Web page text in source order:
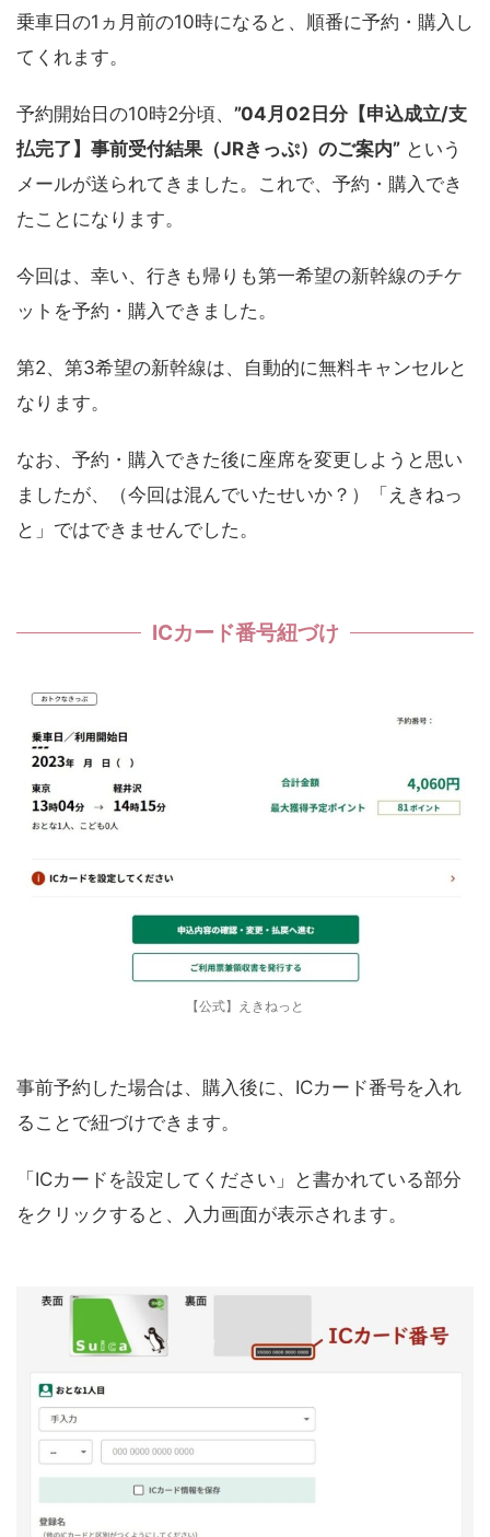
乗車日の1ヵ月前の10時になると、順番に予約・購入し
てくれます。
予約開始日の10時2分頃、 ”04月02日分【申込成立/支
払完了】事前受付結果（JRきっぷ）のご案内” という
メールが送られてきました。これで、予約・購入でき
たことになります。
今回は、幸い、行きも帰りも第一希望の新幹線のチケ
ットを予約・購入できました。
第2、第3希望の新幹線は、自動的に無料キャンセルと
なります。
なお、予約・購入できた後に座席を変更しようと思い
ましたが、（今回は混んでいたせいか？）「えきねっ
と」ではできませんでした。
ICカード番号紐づけ
【公式】えきねっと
事前予約した場合は、購入後に、ICカード番号を入れ
ることで紐づけできます。
「ICカードを設定してください」と書かれている部分
をクリックすると、入力画面が表示されます。